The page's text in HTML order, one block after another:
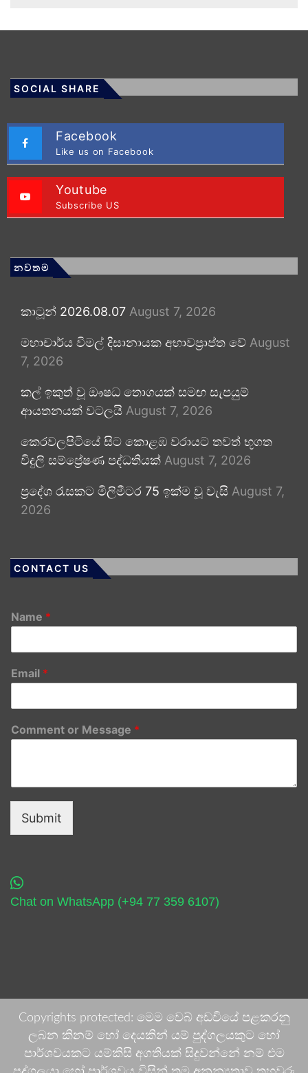
SOCIAL SHARE
Facebook
Like us on Facebook
Youtube
Subscribe US
නවතම
කාටූන් 2026.08.07 August 7, 2026
මහාචාර්ය විමල් දිසානායක අභාවප්‍රාප්ත වේ August
7, 2026
කල් ඉකුත් වූ ඖෂධ තොගයක් සමඟ සැපයුම්
ආයතනයක් වටලයි August 7, 2026
කෙරවලපිටියේ සිට කොළඹ වරායට තවත් භූගත
විදුලි සම්ප්‍රේෂණ පද්ධතියක් August 7, 2026
ප්‍රදේශ රැසකට මිලිමීටර 75 ඉක්ම වූ වැසි August 7,
2026
CONTACT US
Name *
Email *
Comment or Message *
Submit
Chat on WhatsApp (+94 77 359 6107)
Copyrights protected: මෙම වෙබ් අඩවියේ පළකරනු
ලබන කිනම් හෝ දෙයකින් යම් පුද්ගලයකුට හෝ
පාර්ශවයකට යම්කිසි අගතියක් සිදුවන්නේ නම් එම